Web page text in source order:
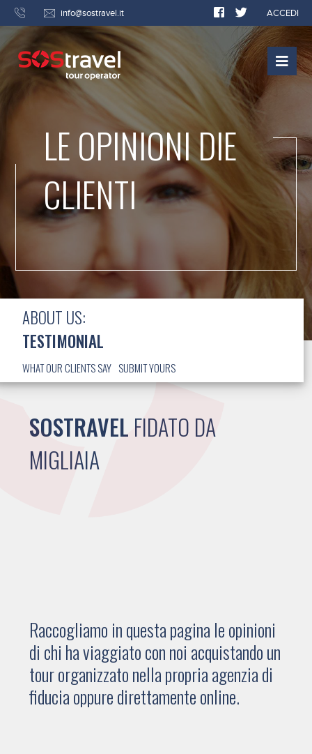
info@sostravel.it ACCEDI
LE OPINIONI DIE
CLIENTI
ABOUT US:
TESTIMONIAL
WHAT OUR CLIENTS SAY SUBMIT YOURS
SOSTRAVEL FIDATO DA
MIGLIAIA
Raccogliamo in questa pagina le opinioni
di chi ha viaggiato con noi acquistando un
tour organizzato nella propria agenzia di
fiducia oppure direttamente online.